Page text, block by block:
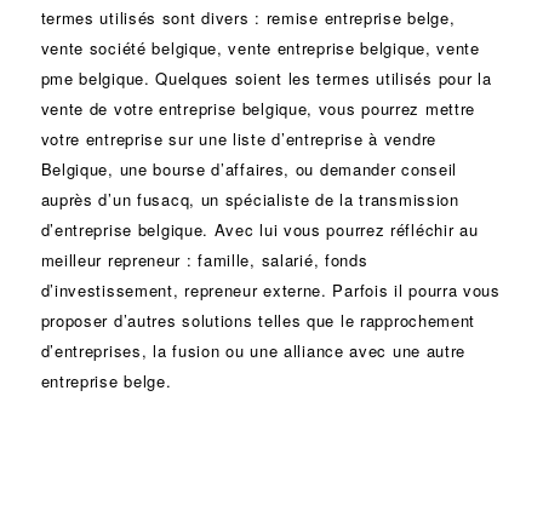
termes utilisés sont divers : remise entreprise belge,
vente société belgique, vente entreprise belgique, vente
pme belgique. Quelques soient les termes utilisés pour la
vente de votre entreprise belgique, vous pourrez mettre
votre entreprise sur une liste d’entreprise à vendre
Belgique, unebourse d’affaires, ou demander conseil
auprès d’un fusacq, un spécialiste de latransmission
d’entreprise belgique. Avec lui vous pourrez réfléchir au
meilleur repreneur :famille, salarié, fonds
d’investissement, repreneur externe. Parfois il pourra vous
proposer d’autres solutions telles que le rapprochement
d’entreprises, lafusion ou unealliance avec une autre
entreprise belge.